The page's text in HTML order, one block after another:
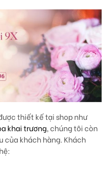
thiết kế tại shop như
khai trương, chúng tôi còn
của khách hàng. Khách